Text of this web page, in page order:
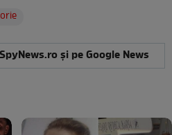
și pe Google News